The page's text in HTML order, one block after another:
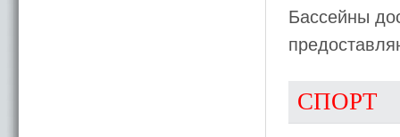
Бассейны
СПОРТ